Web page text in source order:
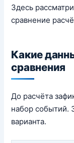
Здесь
сравнение
Какие
сравнения
До расчёта
набор событий.
варианта.